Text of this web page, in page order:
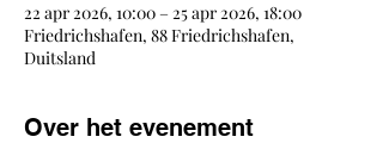
22 apr 2026, 10:00 – 25 apr 2026, 18:00
Friedrichshafen, 88 Friedrichshafen,
Duitsland
Over het evenement